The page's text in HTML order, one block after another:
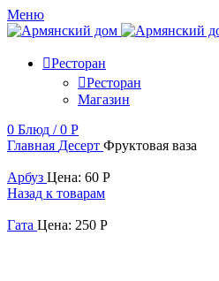
Меню
Ресторан
Ресторан
Магазин
0 Блюд / 0 Р
Главная Десерт Фруктовая ваза
Арбуз Цена: 60 Р
Назад к товарам
Гата Цена: 250 Р